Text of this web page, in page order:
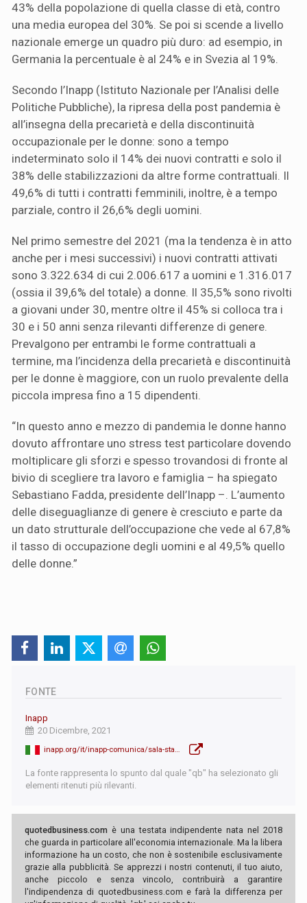
43% della popolazione di quella classe di età, contro
una media europea del 30%. Se poi si scende a livello
nazionale emerge un quadro più duro: ad esempio, in
Germania la percentuale è al 24% e in Svezia al 19%.
Secondo l’Inapp (Istituto Nazionale per l’Analisi delle
Politiche Pubbliche), la ripresa della post pandemia è
all’insegna della precarietà e della discontinuità
occupazionale per le donne: sono a tempo
indeterminato solo il 14% dei nuovi contratti e solo il
38% delle stabilizzazioni da altre forme contrattuali. Il
49,6% di tutti i contratti femminili, inoltre, è a tempo
parziale, contro il 26,6% degli uomini.
Nel primo semestre del 2021 (ma la tendenza è in atto
anche per i mesi successivi) i nuovi contratti attivati
sono 3.322.634 di cui 2.006.617 a uomini e 1.316.017
(ossia il 39,6% del totale) a donne. Il 35,5% sono rivolti
a giovani under 30, mentre oltre il 45% si colloca tra i
30 e i 50 anni senza rilevanti differenze di genere.
Prevalgono per entrambi le forme contrattuali a
termine, ma l’incidenza della precarietà e discontinuità
per le donne è maggiore, con un ruolo prevalente della
piccola impresa fino a 15 dipendenti.
“In questo anno e mezzo di pandemia le donne hanno
dovuto affrontare uno stress test particolare dovendo
moltiplicare gli sforzi e spesso trovandosi di fronte al
bivio di scegliere tra lavoro e famiglia – ha spiegato
Sebastiano Fadda, presidente dell’Inapp –. L’aumento
delle diseguaglianze di genere è cresciuto e parte da
un dato strutturale dell’occupazione che vede al 67,8%
il tasso di occupazione degli uomini e al 49,5% quello
delle donne.”
FONTE
Inapp
20 Dicembre, 2021
inapp.org/it/inapp-comunica/sala-stampa/comunicati-stampa/20122021-lavoro-inapp-donne-ripresa-precaria-e-a-tempo-parziale
La fonte rappresenta lo spunto dal quale "qb" ha selezionato gli
elementi ritenuti più rilevanti.
quotedbusiness.com è una testata indipendente nata nel 2018
che guarda in particolare all'economia internazionale. Ma la libera
informazione ha un costo, che non è sostenibile esclusivamente
grazie alla pubblicità. Se apprezzi i nostri contenuti, il tuo aiuto,
anche piccolo e senza vincolo, contribuirà a garantire
l'indipendenza di quotedbusiness.com e farà la differenza per